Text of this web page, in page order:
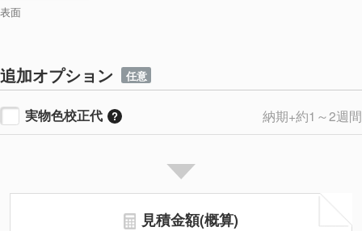
表面
追加オプション 任意
実物色校正代 納期+約1～2週間
見積金額(概算)